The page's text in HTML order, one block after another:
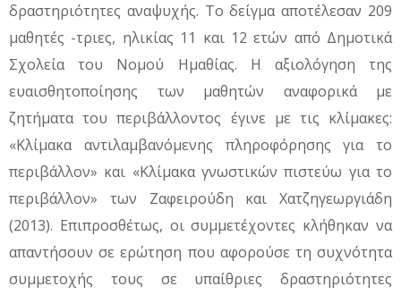
δραστηριότητες αναψυχής. Το δείγμα αποτέλεσαν 209
μαθητές -τριες, ηλικίας 11 και 12 ετών από Δημοτικά
Σχολεία του Νομού Ημαθίας. Η αξιολόγηση της
ευαισθητοποίησης των μαθητών αναφορικά με
ζητήματα του περιβάλλοντος έγινε με τις κλίμακες:
«Κλίμακα αντιλαμβανόμενης πληροφόρησης για το
περιβάλλον» και «Κλίμακα γνωστικών πιστεύω για το
περιβάλλον» των Ζαφειρούδη και Χατζηγεωργιάδη
(2013). Επιπροσθέτως, οι συμμετέχοντες κλήθηκαν να
απαντήσουν σε ερώτηση που αφορούσε τη συχνότητα
συμμετοχής τους σε υπαίθριες δραστηριότητες